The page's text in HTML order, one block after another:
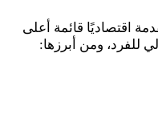
اقتصاديًا قائمة أعلى
للفرد، ومن أبرزها: